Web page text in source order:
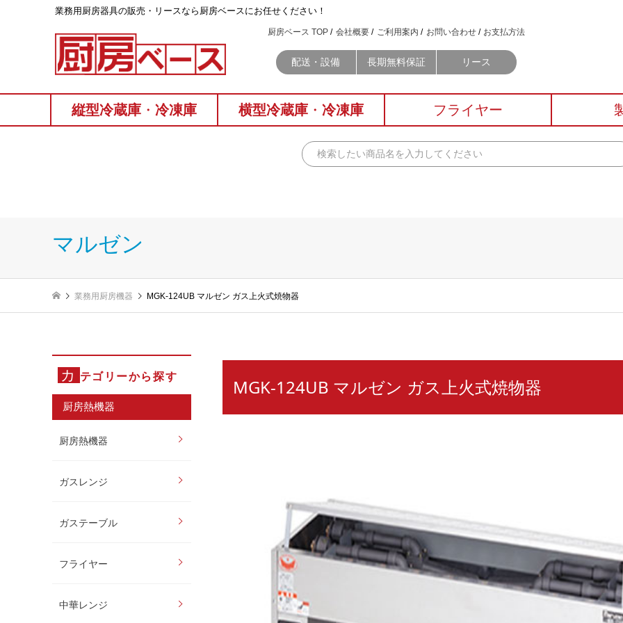
業務⽤厨房器具の販売・リースなら厨房ベースにお任せください！
厨房ベース TOP 会社概要 ご利用案内 お問い合わせ お支払方法
配送・設備 長期無料保証 リース
縦型冷蔵庫 ・ 冷凍庫 横型冷蔵庫 ・ 冷凍庫 フライヤー
マルゼン
業務用厨房機器 MGK-124UB マルゼン ガス上火式焼物器
カ テゴリーから探す
厨房熱機器
厨房熱機器
ガスレンジ
ガステーブル
フライヤー
中華レンジ
MGK-124UB マルゼン ガス上火式焼物器